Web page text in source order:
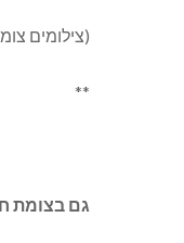
(צילומים
**
גם בצומת